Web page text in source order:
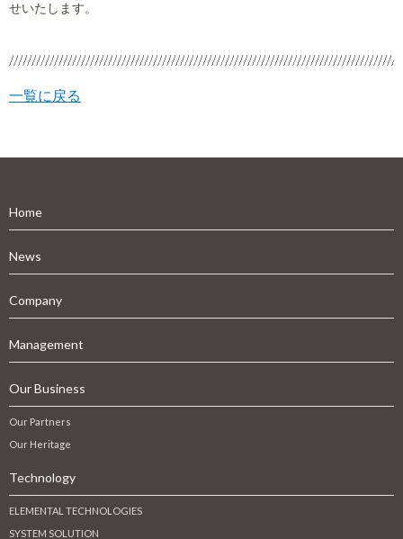
せいたします。
一覧に戻る
Home
News
Company
Management
Our Business
Our Partners
Our Heritage
Technology
ELEMENTAL TECHNOLOGIES
SYSTEM SOLUTION